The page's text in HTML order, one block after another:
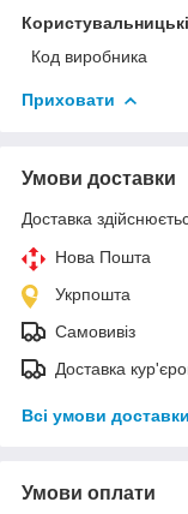
Код виробника
Приховати
Умови доставки
Доставка
Нова Пошта
Укрпошта
Самовивіз
Доставка
Всі умови доставки
Умови оплати